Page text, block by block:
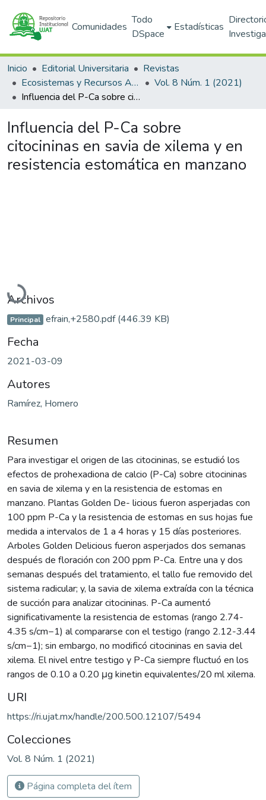
Comunidades
Todo
DSpace
Estadísticas
Inicio Editorial Universitaria
Revistas
Ecosistemas y Recursos Agropecuarios
Vol. 8 Núm. 1 (2021)
Influencia del P-Ca sobre citocininas en savia de xilema y en resistencia estomática en manzano
Influencia del P-Ca sobre
citocininas en savia de xilema y en
resistencia estomática en manzano
Cargando...
Archivos
Principal efrain,+2580.pdf(446.39 KB)
Fecha
2021-03-09
Autores
Ramírez, Homero
Resumen
Para investigar el origen de las citocininas, se estudió los
efectos de prohexadiona de calcio (P-Ca) sobre citocininas
en savia de xilema y en la resistencia de estomas en
manzano. Plantas Golden De- licious fueron asperjadas con
100 ppm P-Ca y la resistencia de estomas en sus hojas fue
medida a intervalos de 1 a 4 horas y 15 días posteriores.
Arboles Golden Delicious fueron asperjados dos semanas
después de floración con 200 ppm P-Ca. Entre una y dos
semanas después del tratamiento, el tallo fue removido del
sistema radicular; y, la savia de xilema extraída con la técnica
de succión para analizar citocininas. P-Ca aumentó
significativamente la resistencia de estomas (rango 2.74-
4.35 s/cm−1) al compararse con el testigo (rango 2.12-3.44
s/cm−1); sin embargo, no modificó citocininas en savia del
xilema. El nivel entre testigo y P-Ca siempre fluctuó en los
rangos de 0.10 a 0.20 μg kinetin equivalentes/20 ml xilema.
URI
https://ri.ujat.mx/handle/200.500.12107/5494
Colecciones
Vol. 8 Núm. 1 (2021)
Página completa del ítem